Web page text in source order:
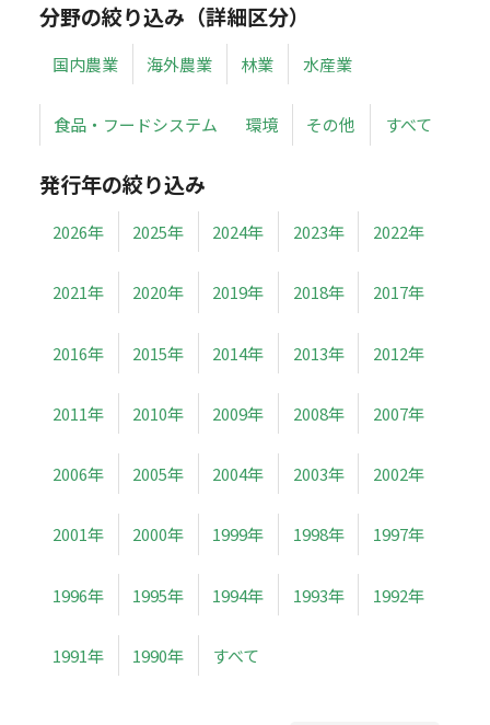
分野の絞り込み（詳細区分）
国内農業 海外農業 林業 水産業
食品・フードシステム 環境 その他 すべて
発行年の絞り込み
2026年 2025年 2024年 2023年 2022年
2021年 2020年 2019年 2018年 2017年
2016年 2015年 2014年 2013年 2012年
2011年 2010年 2009年 2008年 2007年
2006年 2005年 2004年 2003年 2002年
2001年 2000年 1999年 1998年 1997年
1996年 1995年 1994年 1993年 1992年
1991年 1990年 すべて